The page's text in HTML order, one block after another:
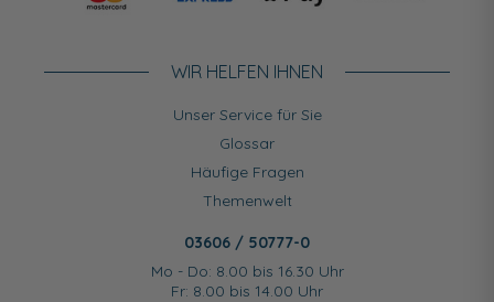
WIR HELFEN IHNEN
Unser Service für Sie
Glossar
Häufige Fragen
Themenwelt
03606 / 50777-0
Mo - Do: 8.00 bis 16.30 Uhr
Fr: 8.00 bis 14.00 Uhr